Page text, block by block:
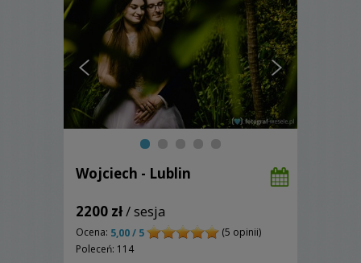
Wojciech - Lublin
2200 zł/ sesja
Ocena: 5,00 / 5
(5 opinii)
Poleceń: 114